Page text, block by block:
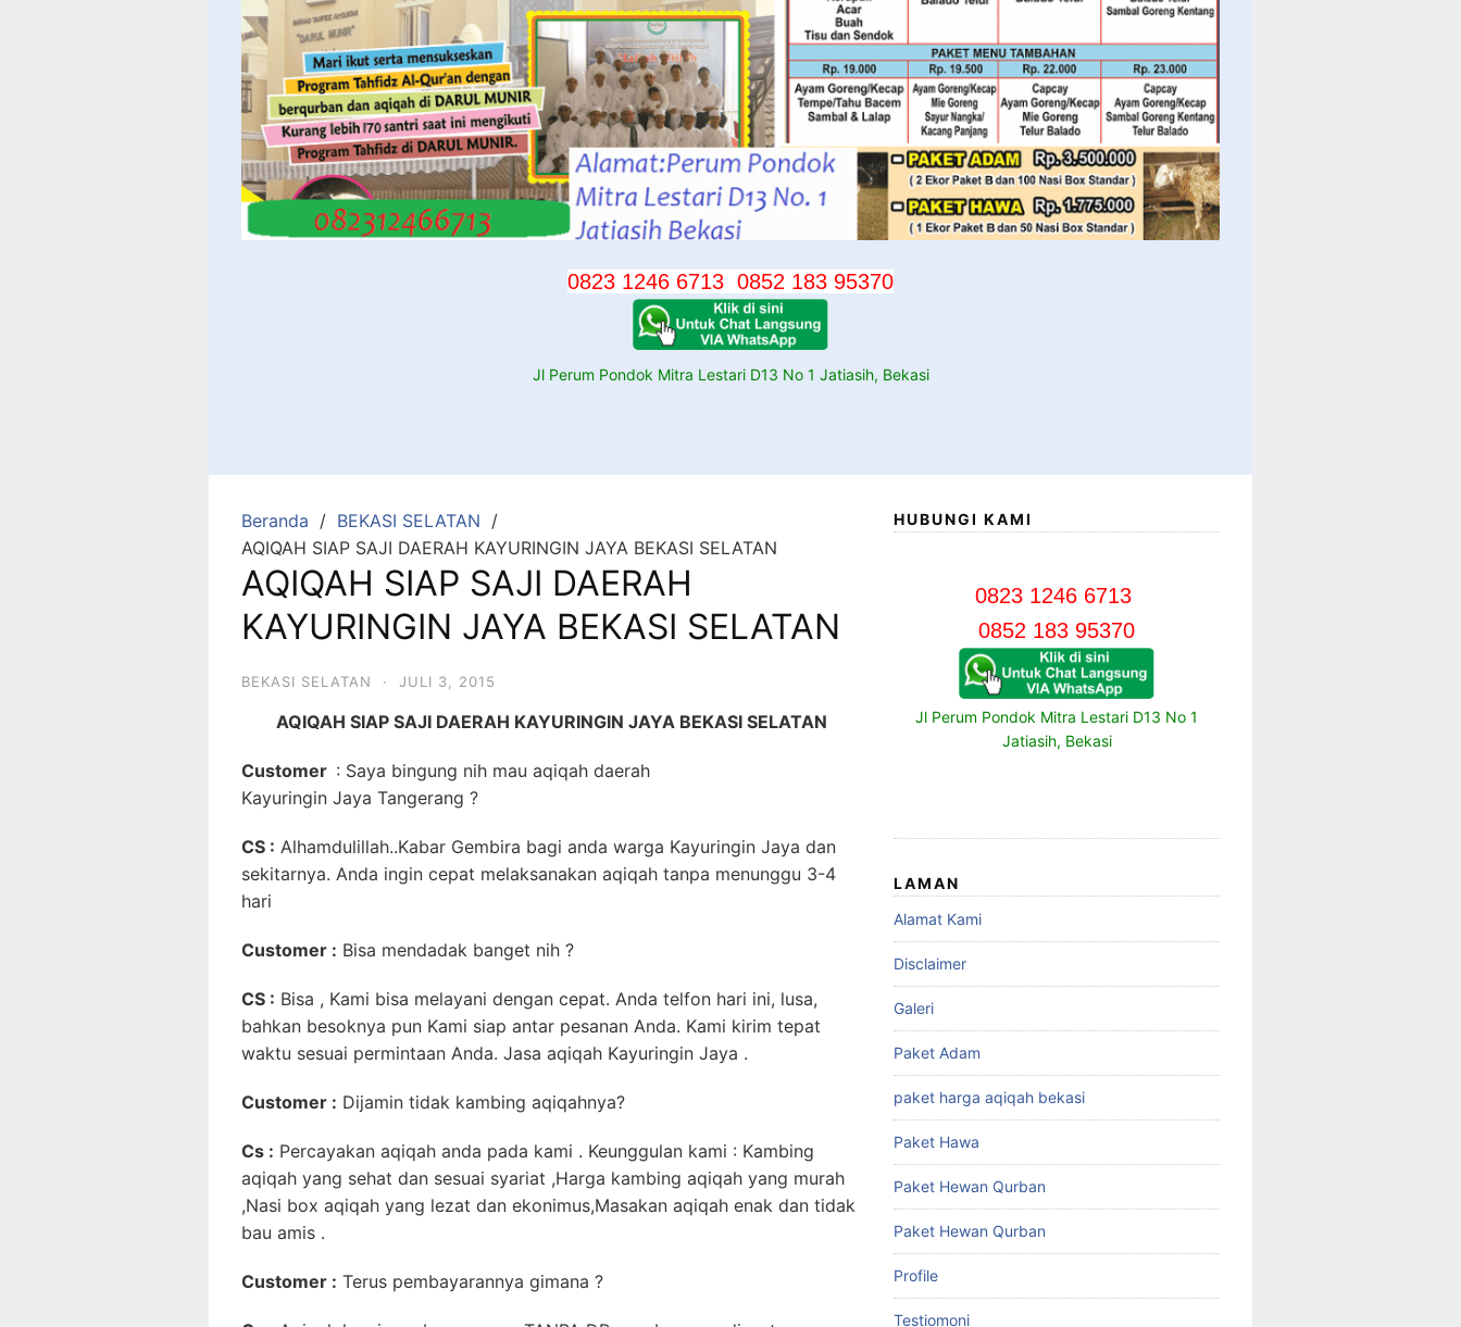
0823 1246 6713 0852 183 95370
Jl Perum Pondok Mitra Lestari D13 No 1 Jatiasih, Bekasi
Beranda
BEKASI SELATAN
AQIQAH SIAP SAJI DAERAH KAYURINGIN JAYA BEKASI SELATAN
AQIQAH SIAP SAJI DAERAH
KAYURINGIN JAYA BEKASI SELATAN
BEKASI SELATAN · JULI 3, 2015
AQIQAH SIAP SAJI DAERAH KAYURINGIN JAYA BEKASI SELATAN
Customer : Saya bingung nih mau aqiqah daerah
Kayuringin Jaya Tangerang ?
CS : Alhamdulillah..Kabar Gembira bagi anda warga Kayuringin Jaya dan
sekitarnya. Anda ingin cepat melaksanakan aqiqah tanpa menunggu 3-4
hari
Customer : Bisa mendadak banget nih ?
CS : Bisa , Kami bisa melayani dengan cepat. Anda telfon hari ini, lusa,
bahkan besoknya pun Kami siap antar pesanan Anda. Kami kirim tepat
waktu sesuai permintaan Anda. Jasa aqiqah Kayuringin Jaya .
Customer : Dijamin tidak kambing aqiqahnya?
Cs : Percayakan aqiqah anda pada kami . Keunggulan kami : Kambing
aqiqah yang sehat dan sesuai syariat ,Harga kambing aqiqah yang murah
,Nasi box aqiqah yang lezat dan ekonimus,Masakan aqiqah enak dan tidak
bau amis .
Customer : Terus pembayarannya gimana ?
HUBUNGI KAMI
0823 1246 6713
0852 183 95370
Jl Perum Pondok Mitra Lestari D13 No 1
Jatiasih, Bekasi
LAMAN
Alamat Kami
Disclaimer
Galeri
Paket Adam
paket harga aqiqah bekasi
Paket Hawa
Paket Hewan Qurban
Paket Hewan Qurban
Profile
Testiomoni